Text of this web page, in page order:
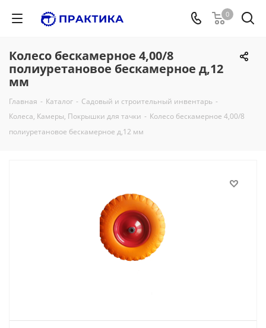
0
Колесо бескамерное 4,00/8
полиуретановое бескамерное д,12
мм
Главная - Каталог - Садовый и строительный инвентарь -
Колеса, Камеры, Покрышки для тачки - Колесо бескамерное 4,00/8
полиуретановое бескамерное д,12 мм